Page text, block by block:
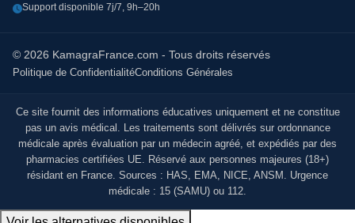
Support disponible 7j/7, 9h–20h
© 2026 KamagraFrance.com - Tous droits réservés
Politique de ConfidentialitéConditions Générales
Ce site fournit des informations éducatives uniquement et ne constitue
pas un avis médical. Les traitements sont délivrés sur ordonnance
médicale après évaluation par un médecin agréé, et expédiés par des
pharmacies certifiées UE. Réservé aux personnes majeures (18+)
résidant en France. Sources : HAS, EMA, NICE, ANSM. Urgence
médicale : 15 (SAMU) ou 112.